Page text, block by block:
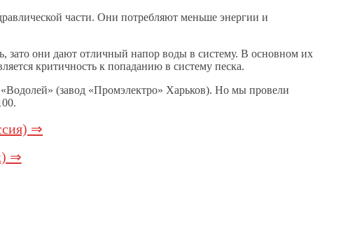
части. Они потребляют меньше энергии и
они дают отличный напор воды в систему. В основном их
критичность к попаданию в систему песка.
(завод «Промэлектро» Харьков). Но мы провели
⇒
⇒